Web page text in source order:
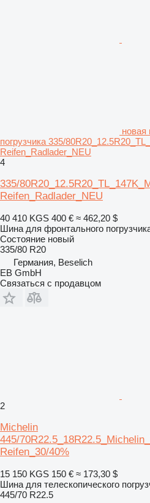
новая
погрузчика 335/
Reifen_Radlader_NEU
4
335/
Reifen_Radlader_NEU
40 410 KGS 400 € ≈ 462,20 $
Шина для фронтального
Состояние новый
335/80 R20
Германия, Beselich
EB GmbH
Связаться с продавцом
2
Michelin
445/
Reifen_30/40%
15 150 KGS 150 € ≈ 173,30 $
Шина для телескопического
445/70 R22.5